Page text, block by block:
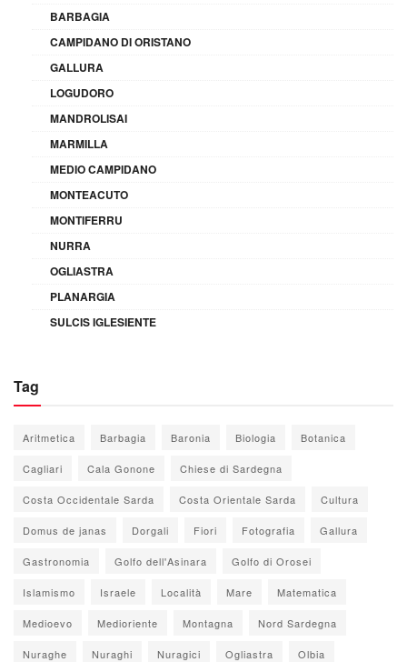
BARBAGIA
CAMPIDANO DI ORISTANO
GALLURA
LOGUDORO
MANDROLISAI
MARMILLA
MEDIO CAMPIDANO
MONTEACUTO
MONTIFERRU
NURRA
OGLIASTRA
PLANARGIA
SULCIS IGLESIENTE
Tag
Aritmetica Barbagia Baronia Biologia Botanica
Cagliari Cala Gonone Chiese di Sardegna
Costa Occidentale Sarda Costa Orientale Sarda Cultura
Domus de janas Dorgali Fiori Fotografia Gallura
Gastronomia Golfo dell'Asinara Golfo di Orosei
Islamismo Israele Località Mare Matematica
Medioevo Medioriente Montagna Nord Sardegna
Nuraghe Nuraghi Nuragici Ogliastra Olbia